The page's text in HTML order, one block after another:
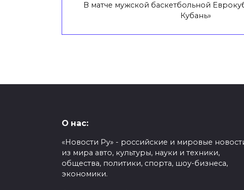
В матче мужской баскетбольной
Кубань»
О нас:
«Новости Ру» - российские и мировые
из мира авто, культуры, науки и техники,
общества, политики, спорта, шоу-бизнеса,
экономики.